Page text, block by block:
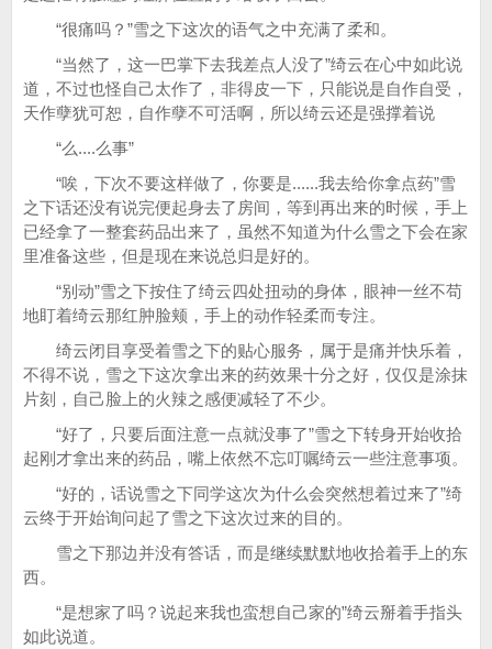
“很痛吗？”雪之下这次的语气之中充满了柔和。
“当然了，这一巴掌下去我差点人没了”绮云在心中如此说
道，不过也怪自己太作了，非得皮一下，只能说是自作自受，
天作孽犹可恕，自作孽不可活啊，所以绮云还是强撑着说
“么....么事”
“唉，下次不要这样做了，你要是......我去给你拿点药”雪
之下话还没有说完便起身去了房间，等到再出来的时候，手上
已经拿了一整套药品出来了，虽然不知道为什么雪之下会在家
里准备这些，但是现在来说总归是好的。
“别动”雪之下按住了绮云四处扭动的身体，眼神一丝不苟
地盯着绮云那红肿脸颊，手上的动作轻柔而专注。
绮云闭目享受着雪之下的贴心服务，属于是痛并快乐着，
不得不说，雪之下这次拿出来的药效果十分之好，仅仅是涂抹
片刻，自己脸上的火辣之感便减轻了不少。
“好了，只要后面注意一点就没事了”雪之下转身开始收拾
起刚才拿出来的药品，嘴上依然不忘叮嘱绮云一些注意事项。
“好的，话说雪之下同学这次为什么会突然想着过来了”绮
云终于开始询问起了雪之下这次过来的目的。
雪之下那边并没有答话，而是继续默默地收拾着手上的东
西。
“是想家了吗？说起来我也蛮想自己家的”绮云掰着手指头
如此说道。